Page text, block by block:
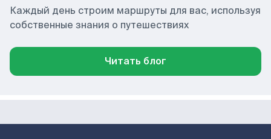
Каждый день строим маршруты для вас, используя
собственные знания о путешествиях
Читать блог